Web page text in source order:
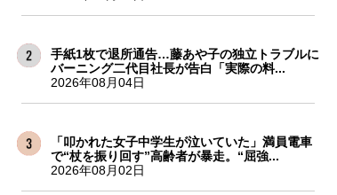
手紙1枚で退所通告…藤あや子の独立トラブルに
バーニング二代目社長が告白「実際の料...
2026年08月04日
「叩かれた女子中学生が泣いていた」満員電車
で“杖を振り回す”高齢者が暴走。“屈強...
2026年08月02日